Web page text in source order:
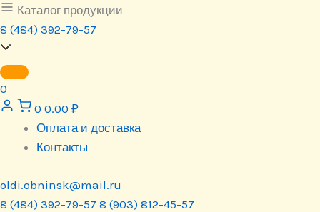
Перейти
к
содержимому
Каталог продукции
8 (484) 392-79-57
0
0 0.00 ₽
Оплата и доставка
Контакты
oldi.obninsk@mail.ru
8 (484) 392-79-57 8 (903) 812-45-57